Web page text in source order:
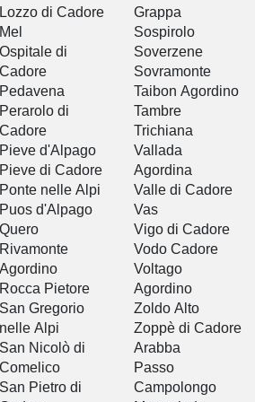
Lozzo di Cadore
Mel
Ospitale di
Cadore
Pedavena
Perarolo di
Cadore
Pieve d'Alpago
Pieve di Cadore
Ponte nelle Alpi
Puos d'Alpago
Quero
Rivamonte
Agordino
Rocca Pietore
San Gregorio
nelle Alpi
San Nicolò di
Comelico
San Pietro di
Grappa
Sospirolo
Soverzene
Sovramonte
Taibon Agordino
Tambre
Trichiana
Vallada
Agordina
Valle di Cadore
Vas
Vigo di Cadore
Vodo Cadore
Voltago
Agordino
Zoldo Alto
Zoppè di Cadore
Arabba
Passo
Campolongo